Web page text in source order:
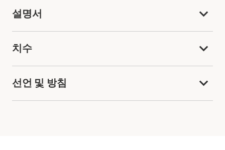
설명서
치수
선언 및 방침